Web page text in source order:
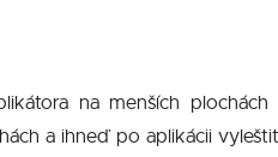
na menších
a ihneď po aplikácii